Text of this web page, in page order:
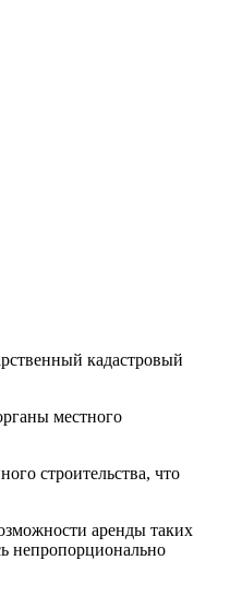
кадастровый
местного
строительства, что
аренды таких
непропорционально